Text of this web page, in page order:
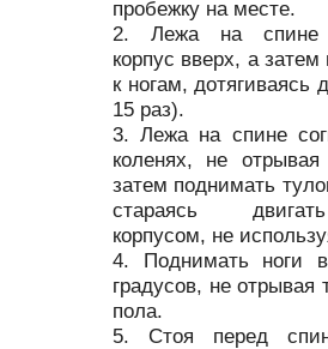
пробежку на месте.
Лежа на спине
корпус вверх, а затем
к ногам, дотягиваясь
15 раз).
Лежа на спине
коленях, не
затем поднимать
стараясь
корпусом, не
Поднимать ноги
градусов, не отрывая
пола.
Стоя перед